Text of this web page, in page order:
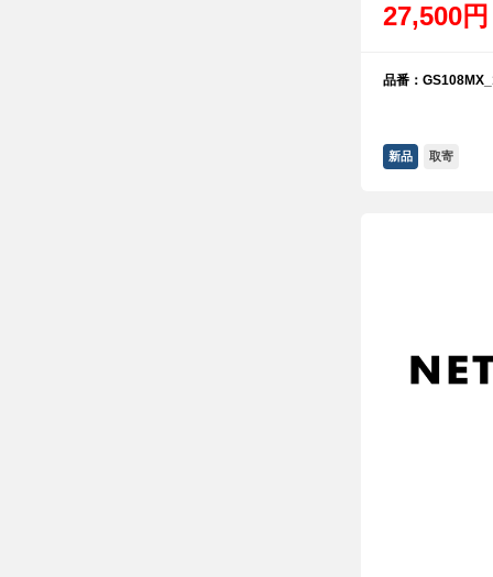
27,500円
品番：
新品 取寄